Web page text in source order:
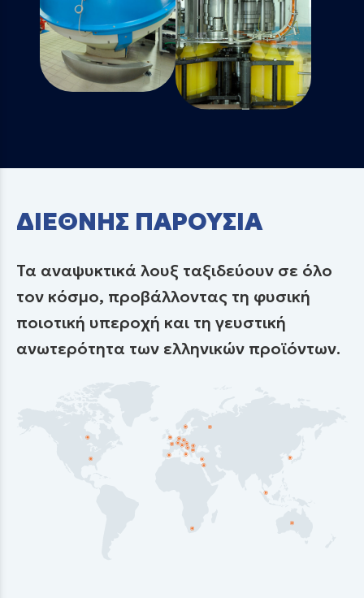
ΔΙΕΘΝΗΣ ΠΑΡΟΥΣΙΑ
Τα αναψυκτικά λουξ ταξιδεύουν σε όλο
τον κόσμο, προβάλλοντας τη φυσική
ποιοτική υπεροχή και τη γευστική
ανωτερότητα των ελληνικών προϊόντων.